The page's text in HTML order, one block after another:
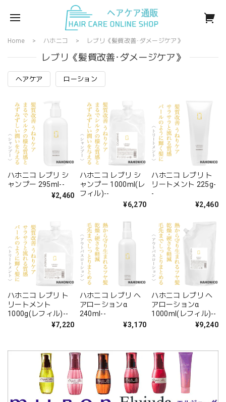
Home ハホニコ レブリ《髪質改善･ダメージケア》
レブリ《髪質改善･ダメージケア》
ヘアケア ローション
ハホニコ レブリ シ
ャンプー 295ml--
¥2,460
ハホニコ レブリ シ
ャンプー 1000ml(レ
フィル)--
¥6,270
ハホニコ レブリ ト
リートメント 225g-
-
¥2,460
ハホニコ レブリ ト
リートメント
1000g(レフィル)--
¥7,220
ハホニコ レブリ へ
アローションα
240ml--
¥3,170
ハホニコ レブリ へ
アローションα
1000ml(レフィル)--
¥9,240